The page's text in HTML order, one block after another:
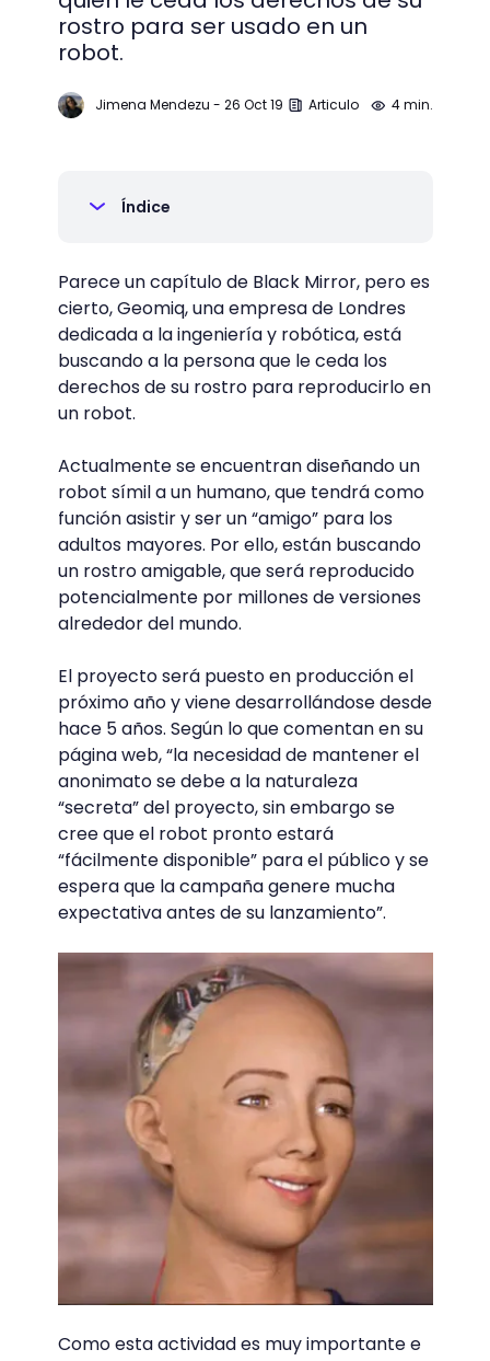
rostro para ser usado en un
robot.
Jimena Mendezu - 26 Oct 19 Articulo 4 min.
Índice
Parece un capítulo de Black Mirror, pero es
cierto, Geomiq, una empresa de Londres
dedicada a la ingeniería y robótica, está
buscando a la persona que le ceda los
derechos de su rostro para reproducirlo en
un robot.
Actualmente se encuentran diseñando un
robot símil a un humano, que tendrá como
función asistir y ser un “amigo” para los
adultos mayores. Por ello, están buscando
un rostro amigable, que será reproducido
potencialmente por millones de versiones
alrededor del mundo.
El proyecto será puesto en producción el
próximo año y viene desarrollándose desde
hace 5 años. Según lo que comentan en su
página web, “la necesidad de mantener el
anonimato se debe a la naturaleza
“secreta” del proyecto, sin embargo se
cree que el robot pronto estará
“fácilmente disponible” para el público y se
espera que la campaña genere mucha
expectativa antes de su lanzamiento”.
Como esta actividad es muy importante e